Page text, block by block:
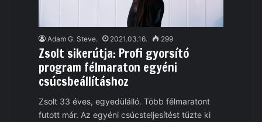
Adam G. Steve. 2021.03.16. 299
Zsolt sikerútja: Profi gyorsító
program félmaraton egyéni
csúcsbeállításhoz
Zsolt 33 éves, egyedülálló. Több félmaratont
futott már. Az egyéni csúcsteljesítést tűzte ki